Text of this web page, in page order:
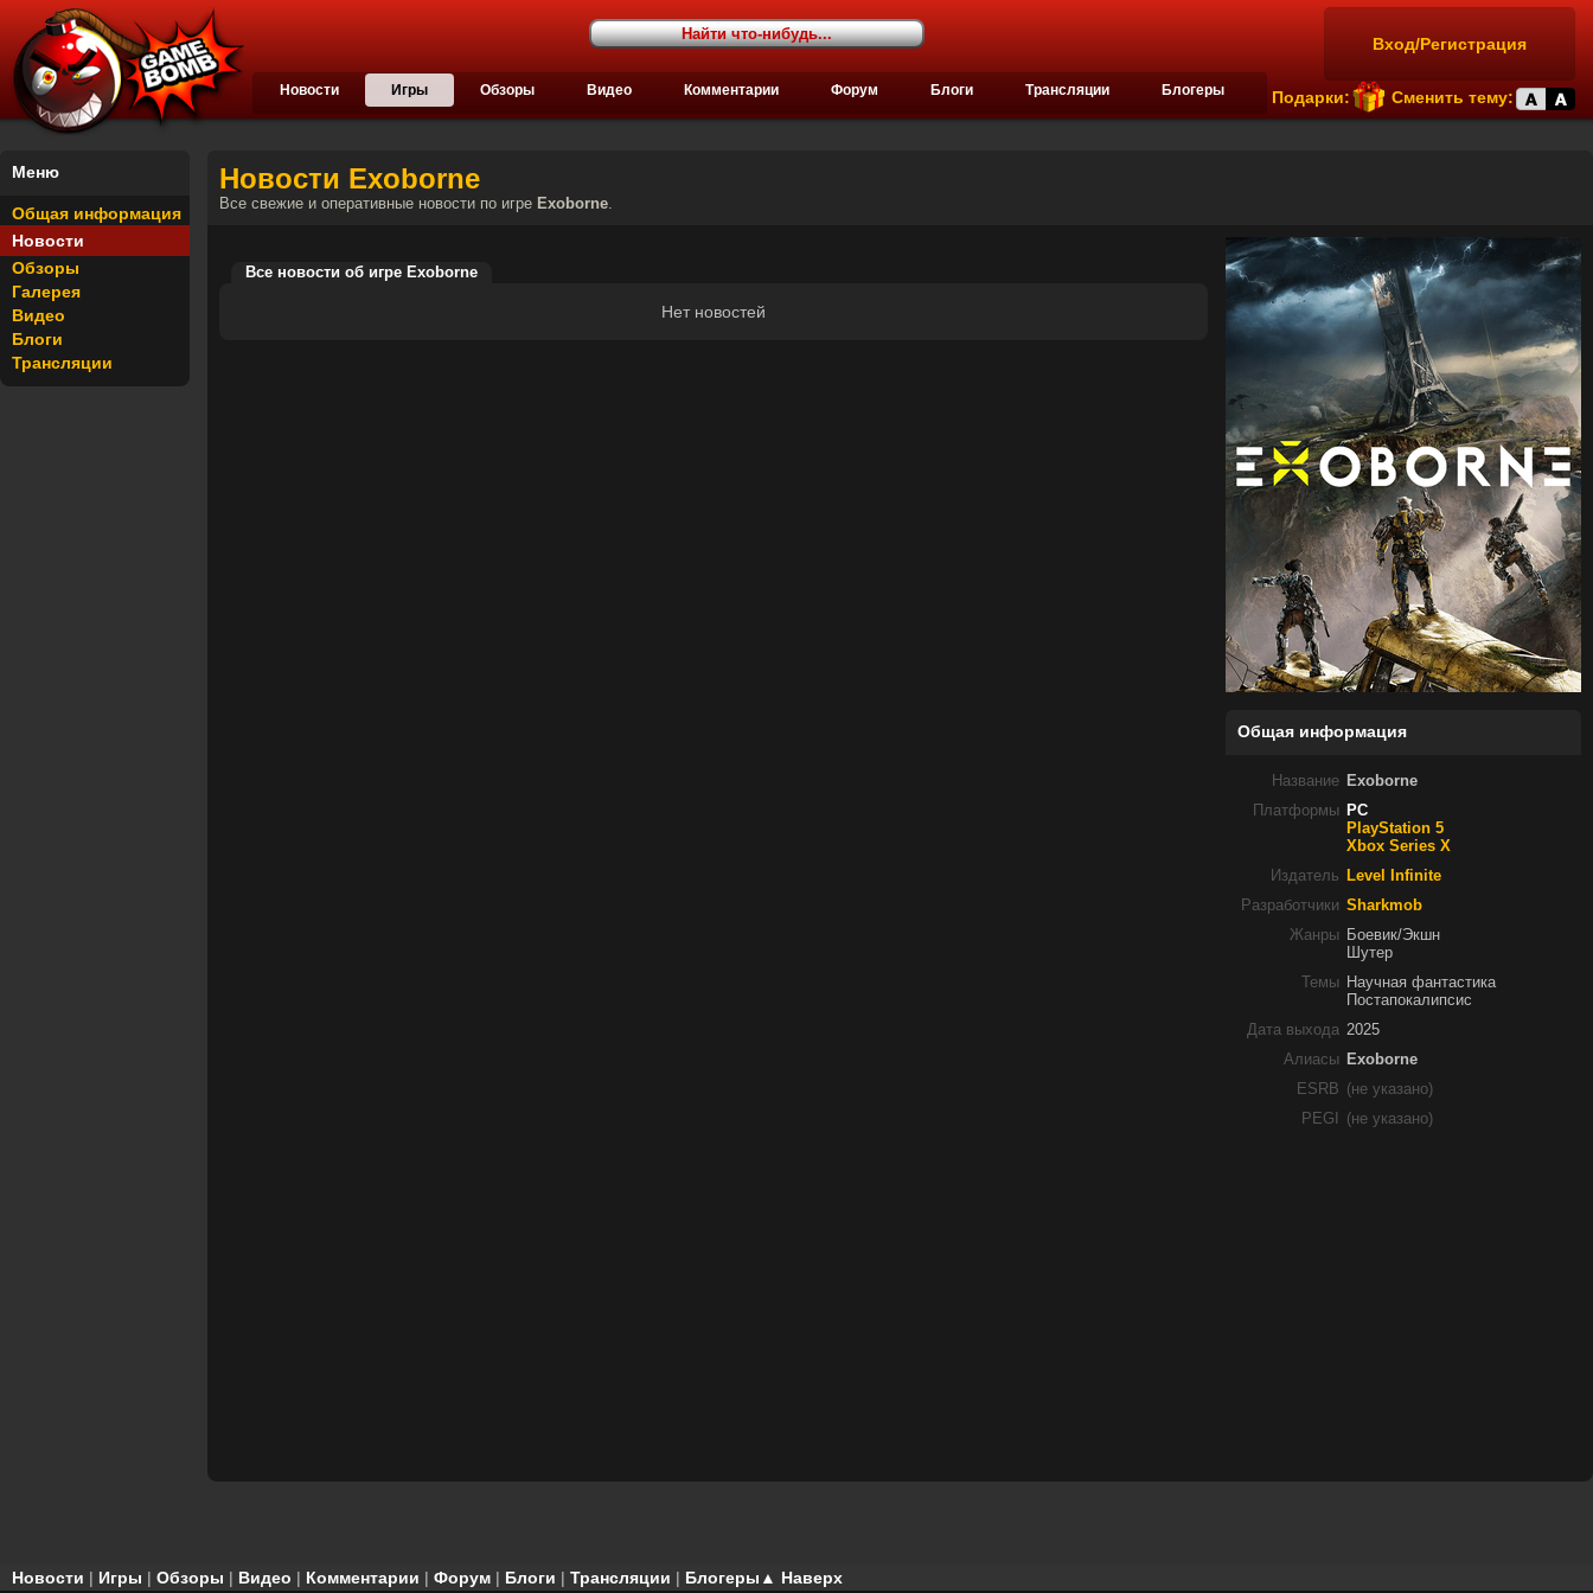
Вход/Регистрация
Подарки: Сменить тему:
Новости Игры Обзоры Видео Комментарии Форум Блоги Трансляции Блогеры
Меню
Общая информация
Новости
Обзоры
Галерея
Видео
Блоги
Трансляции
Новости Exoborne
Все свежие и оперативные новости по игре Exoborne.
Все новости об игре Exoborne
Нет новостей
Общая информация
Название Exoborne
Платформы PC
PlayStation 5
Xbox Series X
Издатель
Level Infinite
Разработчики Sharkmob
Жанры Боевик/Экшн
Шутер
Темы Научная фантастика
Постапокалипсис
Дата выхода 2025
Алиасы Exoborne
ESRB (не указано)
PEGI
(не указано)
▲ Наверх
Новости | Игры | Обзоры | Видео | Комментарии | Форум | Блоги | Трансляции | Блогеры